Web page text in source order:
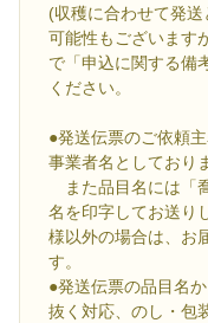
(収穫に合わせて発
可能性もございます
で「申込に関する備
ください。
●発送伝票のご依頼
事業者名としており
また品目名には「
名を印字してお送り
様以外の場合は、お
す。
●発送伝票の品目名
抜く対応、のし・包